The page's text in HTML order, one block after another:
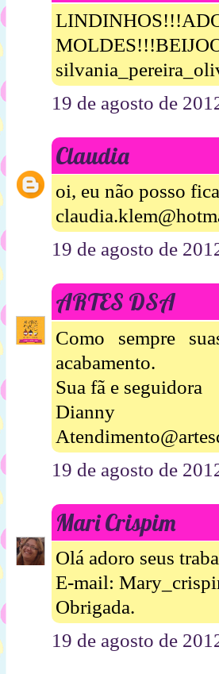
19 de agosto de
Claudia
oi, eu não posso
19 de agosto de
ARTES DSA
Como sempre
acabamento.
Sua fã e seguidora
Dianny
19 de agosto de
Mari Crispim
Olá adoro seus
E-mail:
Obrigada.
19 de agosto de